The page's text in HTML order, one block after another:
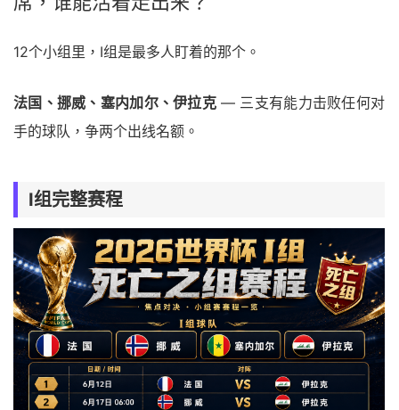
12个小组里，I组是最多人盯着的那个。
法国、挪威、塞内加尔、伊拉克— 三支有能力击败任何对
手的球队，争两个出线名额。
I组完整赛程